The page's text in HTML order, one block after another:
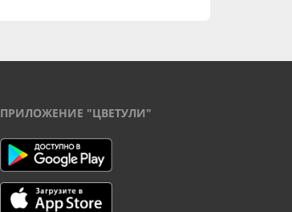
ПРИЛОЖЕНИЕ "ЦВЕТУЛИ"